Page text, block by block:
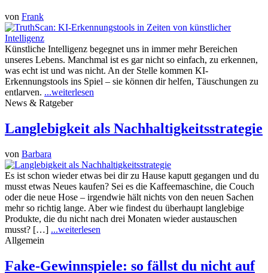
von Frank
Künstliche Intelligenz begegnet uns in immer mehr Bereichen
unseres Lebens. Manchmal ist es gar nicht so einfach, zu erkennen,
was echt ist und was nicht. An der Stelle kommen KI-
Erkennungstools ins Spiel – sie können dir helfen, Täuschungen zu
entlarven. ...weiterlesen
News & Ratgeber
Langlebigkeit als Nachhaltigkeitsstrategie
von Barbara
Es ist schon wieder etwas bei dir zu Hause kaputt gegangen und du
musst etwas Neues kaufen? Sei es die Kaffeemaschine, die Couch
oder die neue Hose – irgendwie hält nichts von den neuen Sachen
mehr so richtig lange. Aber wie findest du überhaupt langlebige
Produkte, die du nicht nach drei Monaten wieder austauschen
musst? […] ...weiterlesen
Allgemein
Fake-Gewinnspiele: so fällst du nicht auf